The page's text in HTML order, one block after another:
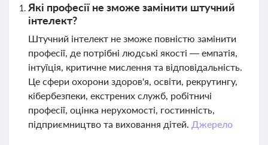
Які професії не зможе замінити штучний
інтелект?
Штучний інтелект не зможе повністю замінити
професії, де потрібні людські якості — емпатія,
інтуїція, критичне мислення та відповідальність.
Це сфери охорони здоров'я, освіти, рекрутингу,
кібербезпеки, екстрених служб, робітничі
професії, оцінка нерухомості, гостинність,
підприємництво та виховання дітей. Джерело